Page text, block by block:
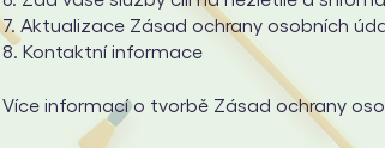
7. Aktualizace Zásad ochrany osobních
8. Kontaktní informace
Více informací o tvorbě Zásad ochrany